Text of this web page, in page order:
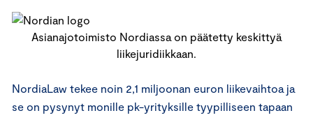
Asianajotoimisto Nordiassa on päätetty keskittyä
liikejuridiikkaan.
NordiaLaw tekee noin 2,1 miljoonan euron liikevaihtoa ja
se on pysynyt monille pk-yrityksille tyypilliseen tapaan